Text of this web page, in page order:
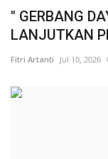
" GERBANG
LANJUTKAN
Fitri Artanti Jul 10, 2026